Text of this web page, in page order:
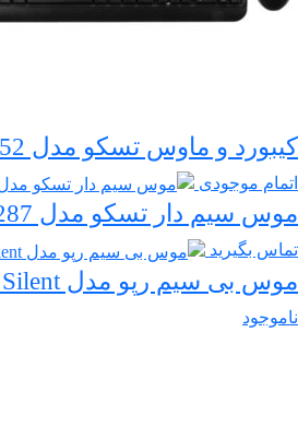
کیبورد و ماوس تسکو مدل TKM 8052
اتمام موجودی
موس سیم دار تسکو مدل TM 287
تماس بگیرید
موس بی سیم رپو مدل M300 Silent
ناموجود